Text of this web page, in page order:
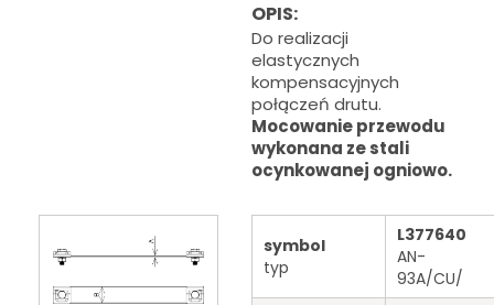
OPIS:
Do realizacji
elastycznych
kompensacyjnych
połączeń drutu.
Mocowanie przewodu
wykonana ze stali
ocynkowanej ogniowo.
symbol
typ
L377640
AN-
93A/CU/